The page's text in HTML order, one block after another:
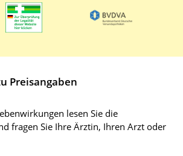
Preisangaben
lesen Sie die
fragen Sie Ihre Ärztin, Ihren Arzt oder